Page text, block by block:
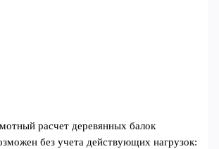
расчет деревянных балок
без учета действующих нагрузок: